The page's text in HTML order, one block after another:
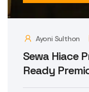
Ayoni Sulthon
Sewa Hiace
Ready